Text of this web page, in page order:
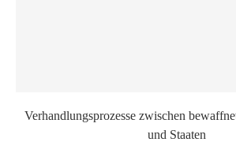
Verhandlungsprozesse zwischen
und Staaten